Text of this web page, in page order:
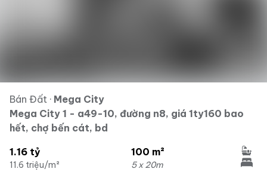
Bán Đất · Mega City
Mega City 1 - a49-10, đường n8, giá 1ty160 bao
hết, chợ bến cát, bd
1.16 tỷ
11.6 triệu/m²
100 m²
5 x 20m